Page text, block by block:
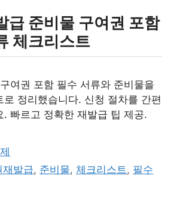
급 준비물 구여권 포함
체크리스트
여권 포함 필수 서류와 준비물을
로 정리했습니다. 신청 절차를 간편
. 빠르고 정확한 재발급 팁 제공.
재발급, 준비물,체크리스트, 필수